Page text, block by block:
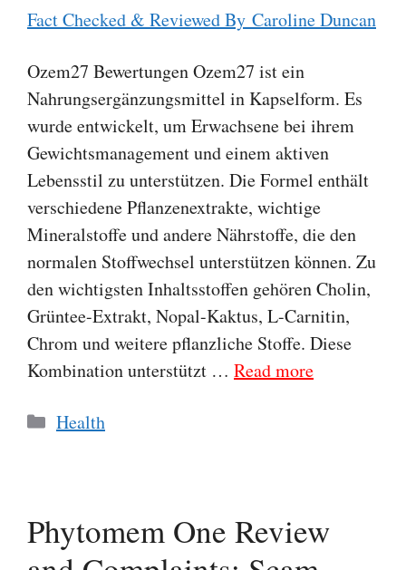
Fact Checked & Reviewed By Caroline Duncan
Ozem27 Bewertungen Ozem27 ist ein
Nahrungsergänzungsmittel in Kapselform. Es
wurde entwickelt, um Erwachsene bei ihrem
Gewichtsmanagement und einem aktiven
Lebensstil zu unterstützen. Die Formel enthält
verschiedene Pflanzenextrakte, wichtige
Mineralstoffe und andere Nährstoffe, die den
normalen Stoffwechsel unterstützen können. Zu
den wichtigsten Inhaltsstoffen gehören Cholin,
Grüntee-Extrakt, Nopal-Kaktus, L-Carnitin,
Chrom und weitere pflanzliche Stoffe. Diese
Kombination unterstützt … Read more
Categories
Health
Phytomem One Review